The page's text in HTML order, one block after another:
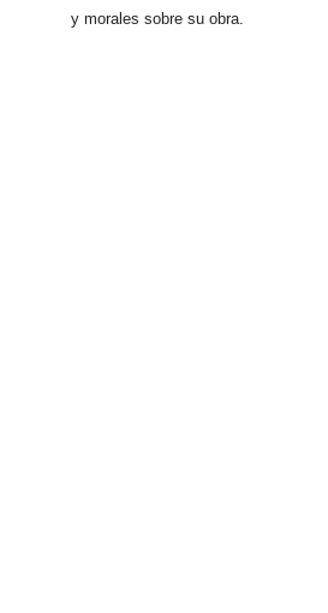
y morales sobre su obra.